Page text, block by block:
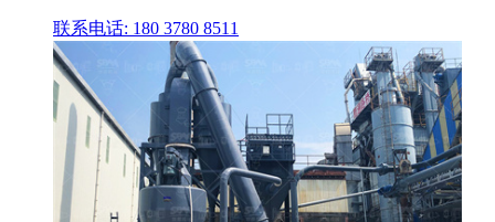
联系电话: 180 3780 8511